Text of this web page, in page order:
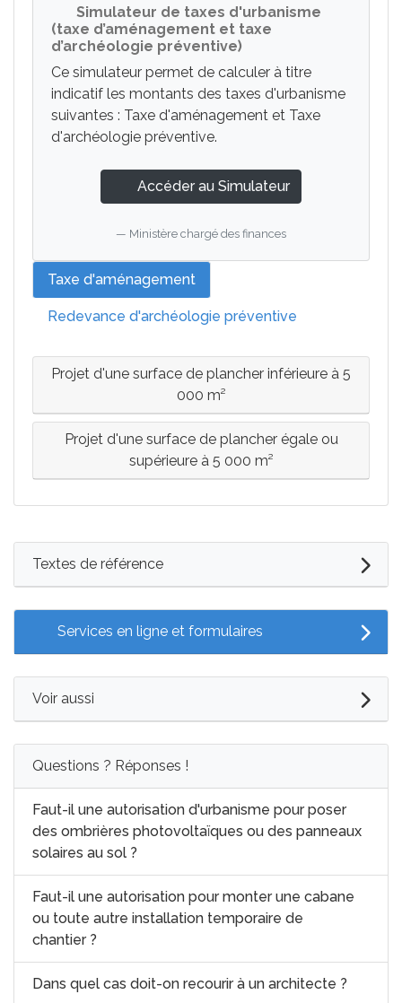
Simulateur de taxes d'urbanisme
(taxe d’aménagement et taxe
d’archéologie préventive)
Ce simulateur permet de calculer à titre
indicatif les montants des taxes d'urbanisme
suivantes : Taxe d'aménagement et Taxe
d'archéologie préventive.
Accéder au Simulateur
Ministère chargé des finances
Taxe d'aménagement
Redevance d'archéologie préventive
Projet d'une surface de plancher inférieure à 5
000 m²
Projet d'une surface de plancher égale ou
supérieure à 5 000 m²
Textes de référence
Services en ligne et formulaires
Voir aussi
Questions ? Réponses !
Faut-il une autorisation d'urbanisme pour poser
des ombrières photovoltaïques ou des panneaux
solaires au sol ?
Faut-il une autorisation pour monter une cabane
ou toute autre installation temporaire de
chantier ?
Dans quel cas doit-on recourir à un architecte ?